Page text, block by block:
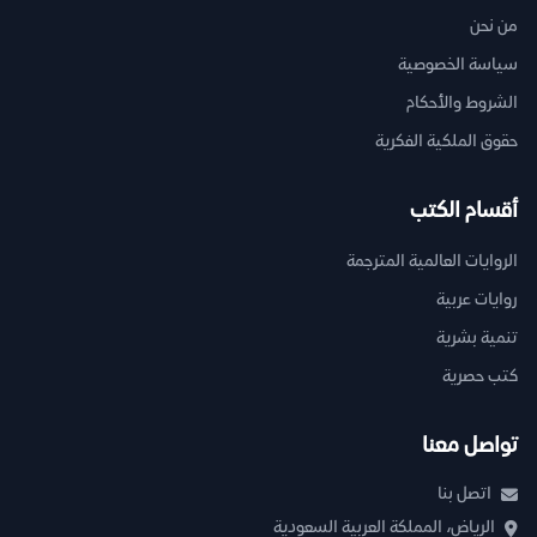
من نحن
سياسة الخصوصية
الشروط والأحكام
حقوق الملكية الفكرية
أقسام الكتب
الروايات العالمية المترجمة
روايات عربية
تنمية بشرية
كتب حصرية
تواصل معنا
اتصل بنا
الرياض، المملكة العربية السعودية